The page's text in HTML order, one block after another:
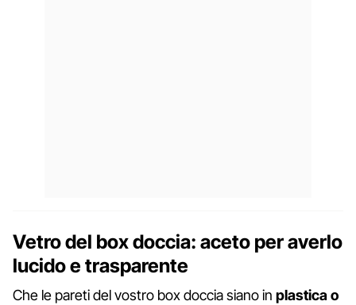
Vetro del box doccia: aceto per averlo
lucido e trasparente
Che le pareti del vostro box doccia siano in plastica o